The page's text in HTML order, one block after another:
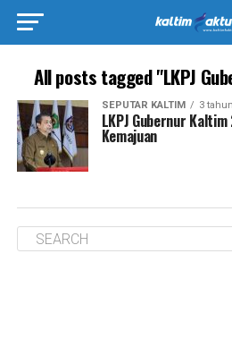
All posts tagged "LKPJ
SEPUTAR KALTIM 3
LKPJ Gubernur
Kemajuan